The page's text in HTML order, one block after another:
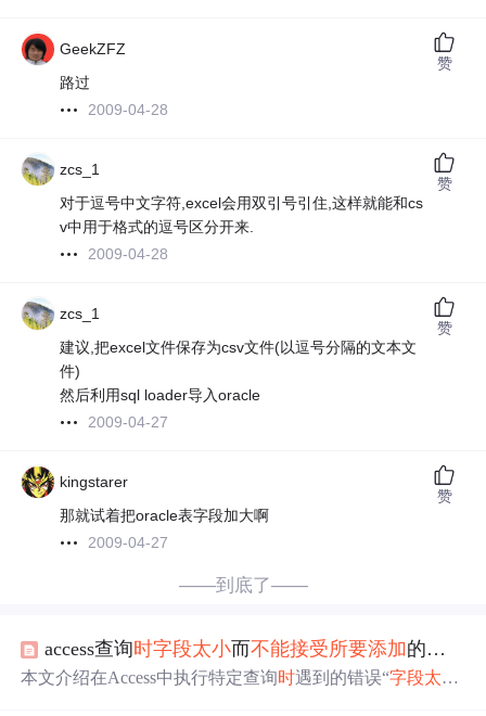
GeekZFZ
路过
2009-04-28
赞
zcs_1
对于逗号中文字符,excel会用双引号引住,这样就能和cs
v中用于格式的逗号区分开来.
2009-04-28
赞
zcs_1
建议,把excel文件保存为csv文件(以逗号分隔的文本文
件)
然后利用sql loader导入oracle
2009-04-27
赞
kingstarer
那就试着把oracle表字段加大啊
2009-04-27
赞
——到底了——
access查询时字段太小而不能接受所要添加的数据
本文介绍在Access中执行特定查询时遇到的错误“字段太小